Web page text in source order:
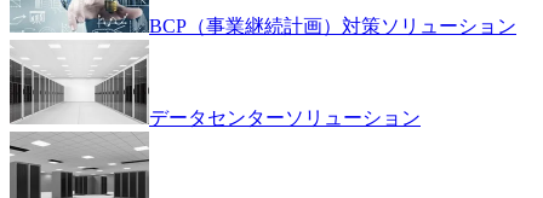
BCP（事業継続計画）対策ソリューション
データセンターソリューション